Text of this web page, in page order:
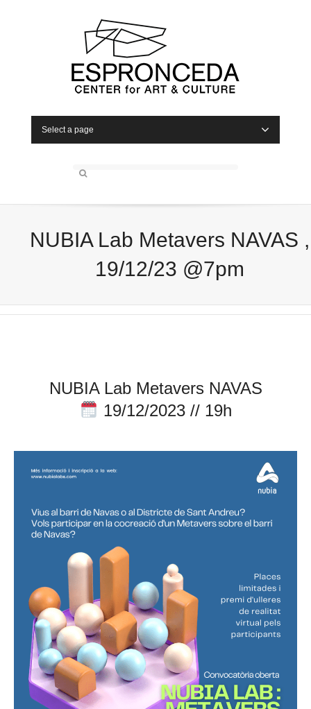
Select a page
NUBIA Lab Metavers NAVAS ,
19/12/23 @7pm
NUBIA Lab Metavers NAVAS
19/12/2023 // 19h